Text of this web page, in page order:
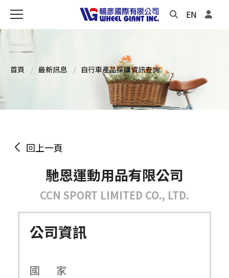
EN
首頁 最新訊息 自行車產品採購資訊查詢
回上一頁
馳恩運動用品有限公司
CCN SPORT LIMITED CO., LTD.
公司資訊
國 家